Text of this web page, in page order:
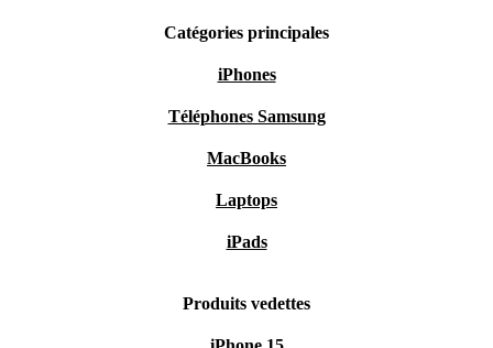
Catégories principales
iPhones
Téléphones Samsung
MacBooks
Laptops
iPads
Produits vedettes